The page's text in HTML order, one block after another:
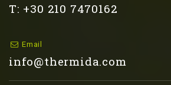
Τ: +30 210 7470162
Email
info@thermida.com